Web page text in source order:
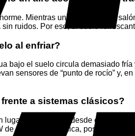
Mientras un Split enfría un
ruidos. Por eso, el suelo
al enfriar?
bajo el suelo circula demasiado
sensores de “punto de rocío” y,
a sistemas clásicos?
lugar de generarlo desde cero, las
de potencia frigorífica,